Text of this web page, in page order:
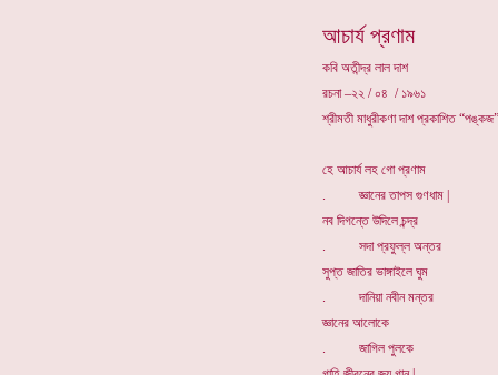
আচার্য প্রণাম
কবি অতীন্দ্র লাল দাশ
রচনা –২২ / ০৪ / ১৯৬১
শ্রীমতী মাধুরীকণা দাশ প্রকাশিত
হে আচার্য লহ গো প্রণাম
. জ্ঞানের তাপস গুণধাম |
নব দিগন্তে উদিলে চন্দ্র
. সদা প্রফুল্ল অন্তর
সুপ্ত জাতির ভাঙ্গাইলে ঘুম
. দানিয়া নবীন মন্তর
জ্ঞানের আলোকে
. জাগিল পুলকে